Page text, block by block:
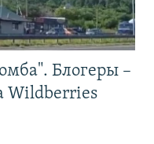
Блогеры –
Wildberries